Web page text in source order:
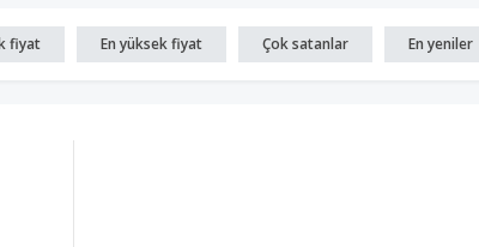
fiyat En yüksek fiyat Çok satanlar En yeniler